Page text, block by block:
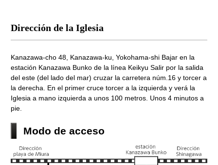
Dirección de la Iglesia
Kanazawa-cho 48, Kanazawa-ku, Yokohama-shi Bajar en la
estación Kanazawa Bunko de la línea Keikyu Salir por la salida
del este (del lado del mar) cruzar la carretera núm.16 y torcer a
la derecha. En el primer cruce torcer a la izquierda y verá la
Iglesia a mano izquierda a unos 100 metros. Unos 4 minutos a
pie.
Modo de acceso